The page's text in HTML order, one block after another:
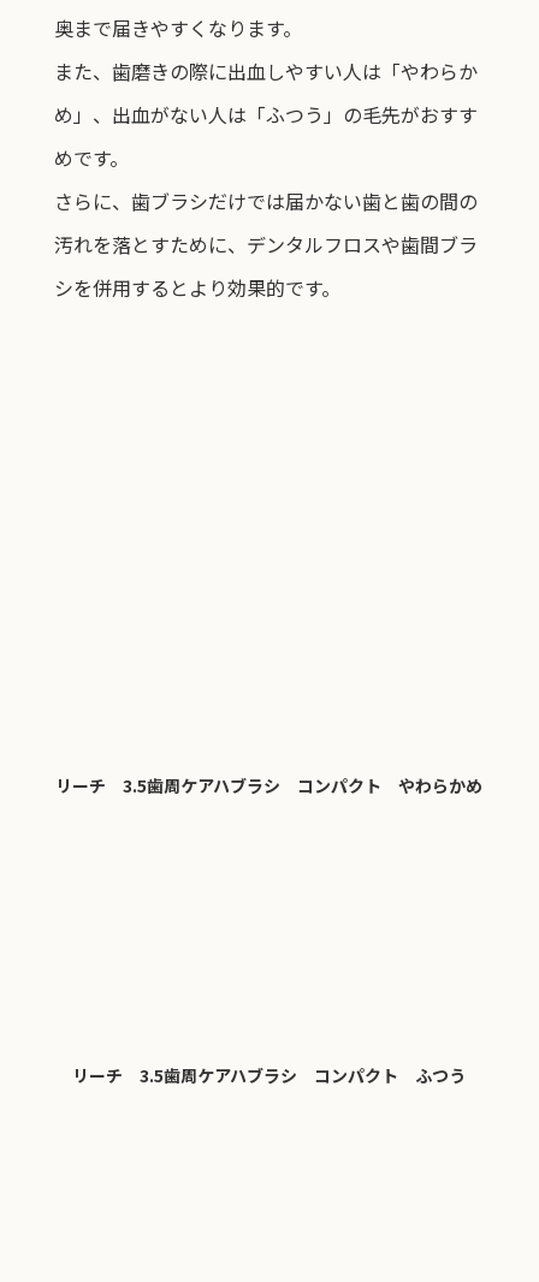
奥まで届きやすくなります。
また、歯磨きの際に出血しやすい人は「やわらか
め」、出血がない人は「ふつう」の毛先がおすす
めです。
さらに、歯ブラシだけでは届かない歯と歯の間の
汚れを落とすために、デンタルフロスや歯間ブラ
シを併用するとより効果的です。
リーチ 3.5歯周ケアハブラシ コンパクト やわらかめ
リーチ 3.5歯周ケアハブラシ コンパクト ふつう